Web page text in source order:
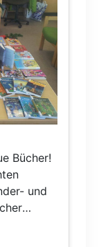
Bücher!
und